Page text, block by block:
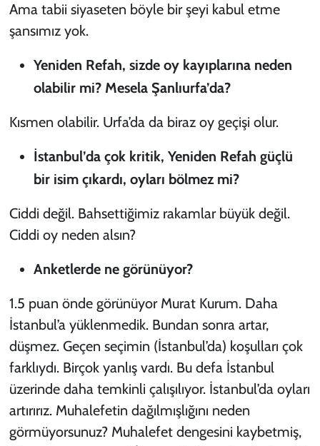
Ama tabii siyaseten böyle bir şeyi kabul etme
şansımız yok.
Yeniden Refah, sizde oy kayıplarına neden
olabilir mi? Mesela Şanlıurfa’da?
Kısmen olabilir. Urfa’da da biraz oy geçişi olur.
İstanbul’da çok kritik, Yeniden Refah güçlü
bir isim çıkardı, oyları bölmez mi?
Ciddi değil. Bahsettiğimiz rakamlar büyük değil.
Ciddi oy neden alsın?
Anketlerde ne görünüyor?
1.5 puan önde görünüyor Murat Kurum. Daha
İstanbul’a yüklenmedik. Bundan sonra artar,
düşmez. Geçen seçimin (İstanbul’da) koşulları çok
farklıydı. Birçok yanlış vardı. Bu defa İstanbul
üzerinde daha temkinli çalışılıyor. İstanbul’da oyları
artırırız. Muhalefetin dağılmışlığını neden
görmüyorsunuz? Muhalefet dengesini kaybetmiş,